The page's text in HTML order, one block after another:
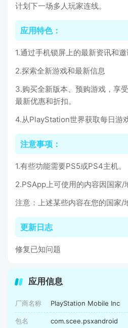
计划下一场多人玩家连线。
应用特色：
1.通过手机锁屏上的最新资讯和邀
2.探索全新游戏和最新信息
3.购买全新版本、预购游戏，享
最新优惠和折扣。
4.从PlayStation世界获取每日游
注意事项：
1.有些功能需要PS5或PS4主机。
2.PSApp上可使用的内容因国家/
注意：上述某些内容在您的国家/
更新日志
修复已知问题
应用信息
厂商名称 PlayStation Mobile Inc
包名 com.scee.psxandroid